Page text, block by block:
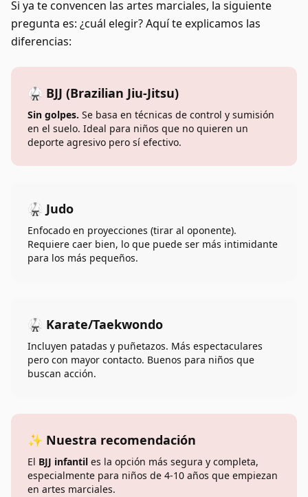
Si ya te convencen las artes marciales, la siguiente
pregunta es: ¿cuál elegir? Aquí te explicamos las
diferencias:
🥋 BJJ (Brazilian Jiu-Jitsu)
Sin golpes. Se basa en técnicas de control y sumisión
en el suelo. Ideal para niños que no quieren un
deporte agresivo pero sí efectivo.
🥋 Judo
Enfocado en proyecciones (tirar al oponente).
Requiere caer bien, lo que puede ser más intimidante
para los más pequeños.
🥋 Karate/Taekwondo
Incluyen patadas y puñetazos. Más espectaculares
pero con mayor contacto. Buenos para niños que
buscan acción.
✨ Nuestra recomendación
El BJJ infantil es la opción más segura y completa,
especialmente para niños de 4-10 años que empiezan
en artes marciales.